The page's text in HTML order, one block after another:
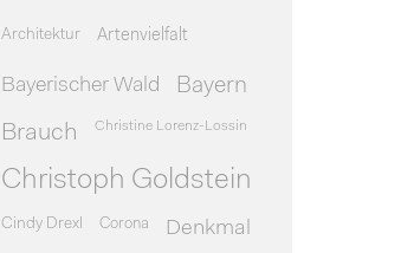
Architektur Artenvielfalt
Bayerischer Wald Bayern
Brauch Christine Lorenz-Lossin
Christoph Goldstein
Cindy Drexl Corona Denkmal